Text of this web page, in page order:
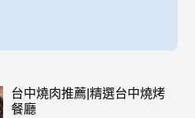
台中燒肉推薦|精選台中燒烤
餐廳